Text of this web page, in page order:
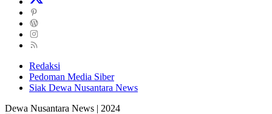
Redaksi
Pedoman Media Siber
Siak Dewa Nusantara News
Dewa Nusantara News | 2024